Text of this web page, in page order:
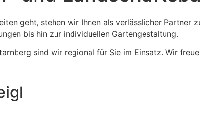
geht, stehen wir Ihnen als verlässlicher Partner
bis hin zur individuellen Gartengestaltung.
sind wir regional für Sie im Einsatz. Wir